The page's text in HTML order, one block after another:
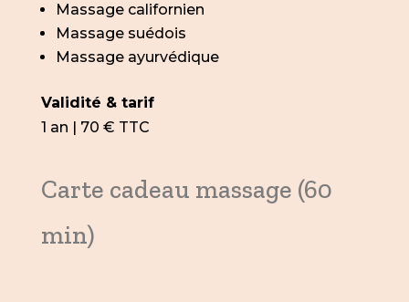
Massage californien
Massage suédois
Massage ayurvédique
Validité & tarif
1 an | 70 € TTC
Carte cadeau massage (60
min)